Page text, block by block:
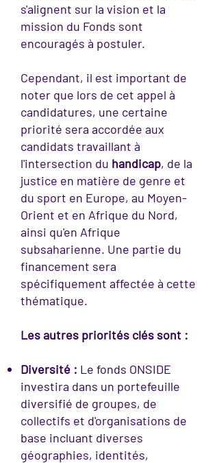
s'alignent sur la vision et la
mission du Fonds sont
encouragés à postuler.
Cependant, il est important de
noter que lors de cet appel à
candidatures, une certaine
priorité sera accordée aux
candidats travaillant à
l'intersection du handicap, de la
justice en matière de genre et
du sport en Europe, au Moyen-
Orient et en Afrique du Nord,
ainsi qu'en Afrique
subsaharienne. Une partie du
financement sera
spécifiquement affectée à cette
thématique.
Les autres priorités clés sont :
Diversité : Le fonds ONSIDE
investira dans un portefeuille
diversifié de groupes, de
collectifs et d'organisations de
base incluant diverses
géographies, identités,